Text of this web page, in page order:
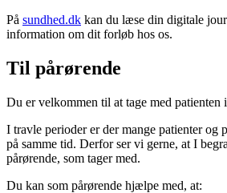
På sundhed.dk kan du læse din digitale
information om dit forløb hos os.
Til pårørende
Du er velkommen til at tage med
I travle perioder er der mange patienter og
på samme tid. Derfor ser vi gerne, at I
pårørende, som tager med.
Du kan som pårørende hjælpe med, at: